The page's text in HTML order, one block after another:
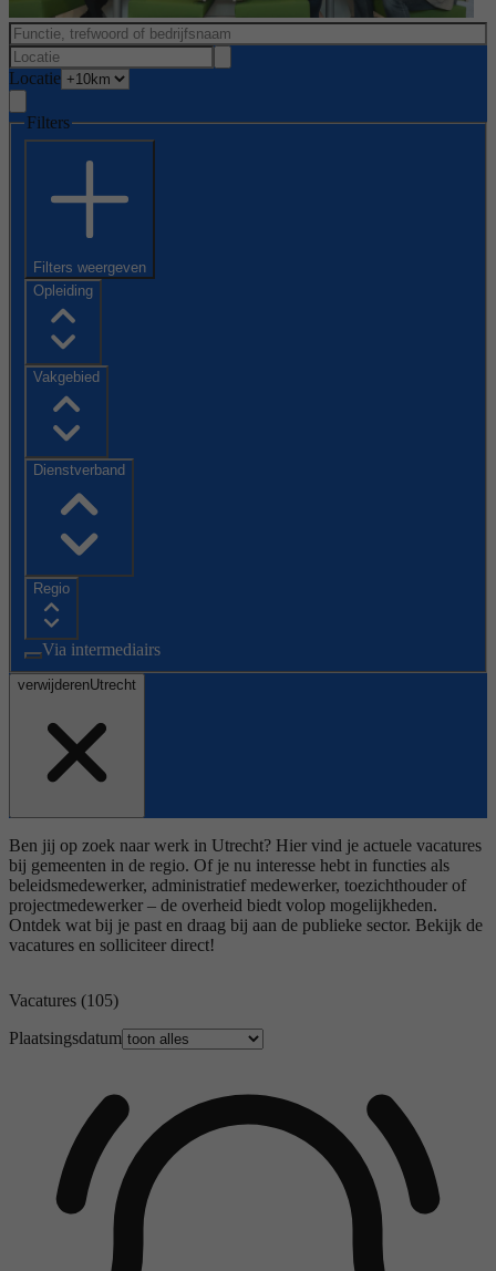
Ben jij op zoek naar werk in Utrecht? Hier vind je actuele vacatures
bij gemeenten in de regio. Of je nu interesse hebt in functies als
beleidsmedewerker, administratief medewerker, toezichthouder of
projectmedewerker – de overheid biedt volop mogelijkheden.
Ontdek wat bij je past en draag bij aan de publieke sector. Bekijk de
vacatures en solliciteer direct!
Locatie
Filters
Filters weergeven
Opleiding
Vakgebied
Dienstverband
Regio
Via intermediairs
verwijderenUtrecht
Vacatures (105)
Plaatsingsdatum